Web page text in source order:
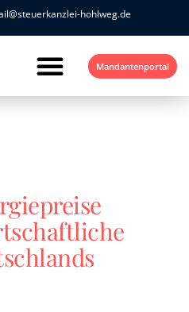
hohlweg.de
Mandantenportal